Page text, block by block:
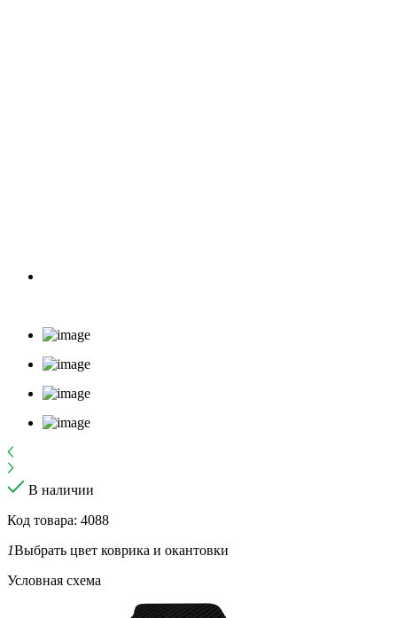
В наличии
Код товара: 4088
1Выбрать цвет коврика и окантовки
Условная схема